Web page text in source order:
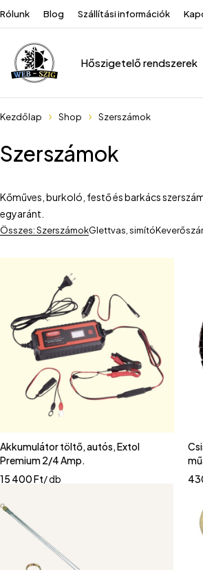
Rólunk Blog Szállítási információk
Hőszigetelő rendszerek
Kezdőlap Shop Szerszámok
Szerszámok
Kőműves, burkoló, festő és barkács
egyaránt.
Összes: SzerszámokGlettvas, simítóKeverőszár
Akkumulátor töltő, autós, Extol
Premium 2/4 Amp.
15 400Ft/ db